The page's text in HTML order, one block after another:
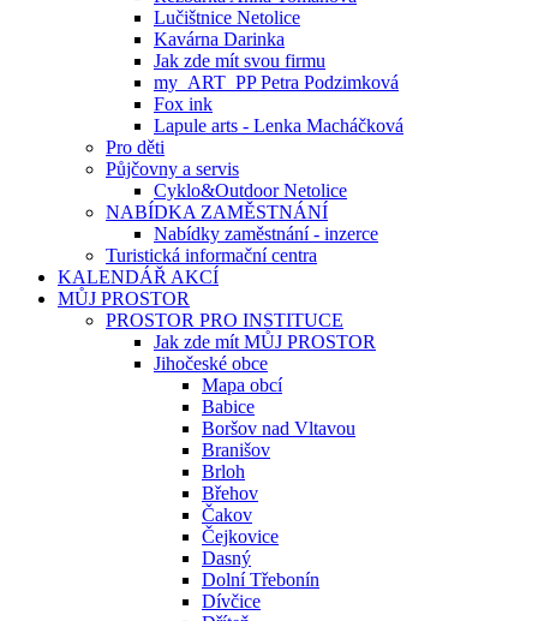
Lučištnice Netolice
Kavárna Darinka
Jak zde mít svou firmu
my_ART_PP Petra Podzimková
Fox ink
Lapule arts - Lenka Macháčková
Pro děti
Půjčovny a servis
Cyklo&Outdoor Netolice
NABÍDKA ZAMĚSTNÁNÍ
Nabídky zaměstnání - inzerce
Turistická informační centra
KALENDÁŘ AKCÍ
MŮJ PROSTOR
PROSTOR PRO INSTITUCE
Jak zde mít MŮJ PROSTOR
Jihočeské obce
Mapa obcí
Babice
Boršov nad Vltavou
Branišov
Brloh
Břehov
Čakov
Čejkovice
Dasný
Dolní Třebonín
Dívčice